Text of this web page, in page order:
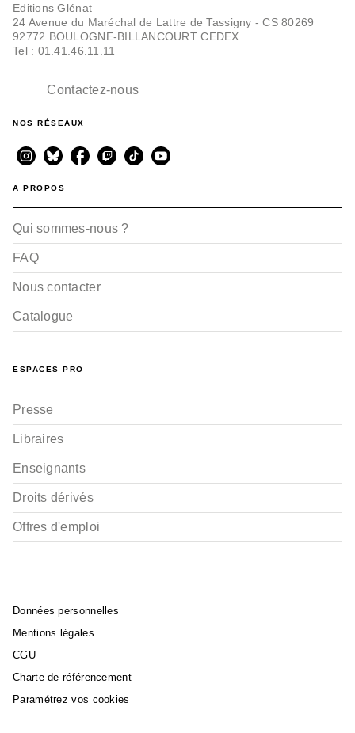
Editions Glénat
24 Avenue du Maréchal de Lattre de Tassigny - CS 80269
92772 BOULOGNE-BILLANCOURT CEDEX
Tel : 01.41.46.11.11
Contactez-nous
NOS RÉSEAUX
A PROPOS
Qui sommes-nous ?
FAQ
Nous contacter
Catalogue
ESPACES PRO
Presse
Libraires
Enseignants
Droits dérivés
Offres d'emploi
Données personnelles
Mentions légales
CGU
Charte de référencement
Paramétrez vos cookies